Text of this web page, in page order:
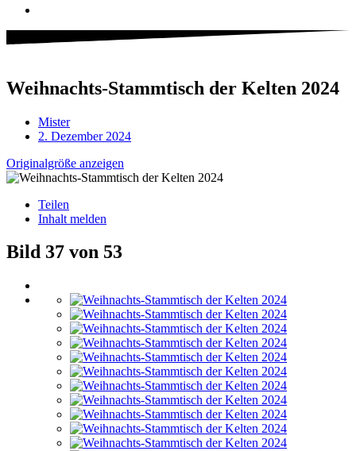
Weihnachts-Stammtisch der Kelten 2024
Mister
2. Dezember 2024
Originalgröße anzeigen
Teilen
Inhalt melden
Bild 37 von 53